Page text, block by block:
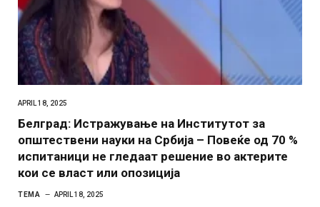
APRIL 18, 2025
Белград: Истражување на Институтот за
општествени науки на Србија – Повеќе од 70 %
испитаници не гледаат решение во актерите
кои се власт или опозиција
ТЕМА APRIL 18, 2025